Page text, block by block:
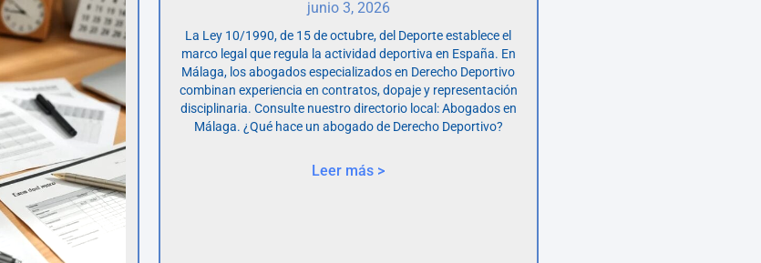
junio 3, 2026
La Ley 10/1990, de 15 de octubre, del Deporte establece el
marco legal que regula la actividad deportiva en España. En
Málaga, los abogados especializados en Derecho Deportivo
combinan experiencia en contratos, dopaje y representación
disciplinaria. Consulte nuestro directorio local: Abogados en
Málaga. ¿Qué hace un abogado de Derecho Deportivo?
Leer más >